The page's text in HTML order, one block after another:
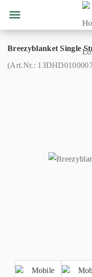
Breezyblanket Single
(Art.Nr.: